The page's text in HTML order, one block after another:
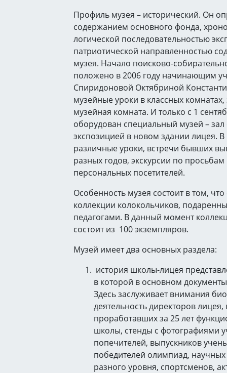
Профиль музея – исторический. Он
содержанием основного фонда,
логической последовательностью
патриотической направленностью
музея. Начало поисково-
положено в 2006 году начинающим
Спиридоновой Октябриной
музейные уроки в классных
музейная комната. И только с 1
оборудован специальный музей – зал
экспозицией в новом здании лицея. В
различные уроки, встречи бывших
разных годов, экскурсии по просьбам
персональных посетителей.
Особенность музея состоит в том,
коллекции колокольчиков,
педагогами. В данный момент
состоит из 100 экземпляров.
Музей имеет два основных раздела:
история школы-лицея
в которой в основном
Здесь заслуживает внимания
деятельность директоров лицея,
проработавших за 25 лет
школы, стенды с фотографиями
попечителей, выпускников
победителей олимпиад,
разного уровня, спортсменов,